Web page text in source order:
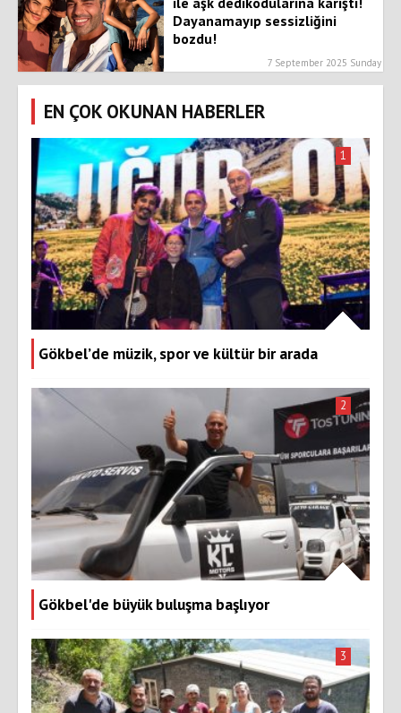
Dayanamayıp sessizliğini
bozdu!
7 September 2025 Sunday
EN ÇOK OKUNAN HABERLER
Gökbel’de müzik, spor ve kültür bir arada
1
Gökbel'de büyük buluşma başlıyor
2
3